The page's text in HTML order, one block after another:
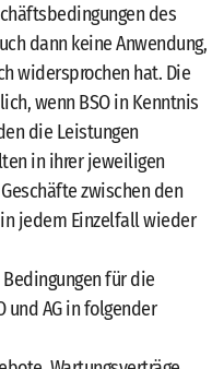
des
dann keine Anwendung,
widersprochen hat. Die
wenn BSO in Kenntnis
die Leistungen
in ihrer jeweiligen
zwischen den
jedem Einzelfall wieder
für die
und AG in folgender